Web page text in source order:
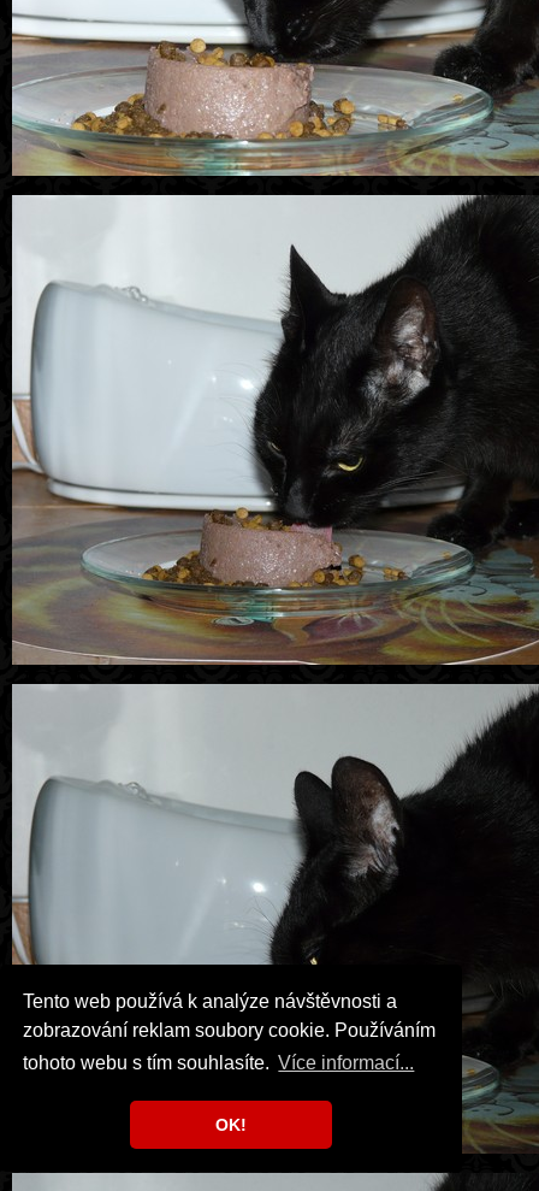
Tento web používá k analýze návštěvnosti a
zobrazování reklam soubory cookie. Používáním
tohoto webu s tím souhlasíte. Více informací...
OK!